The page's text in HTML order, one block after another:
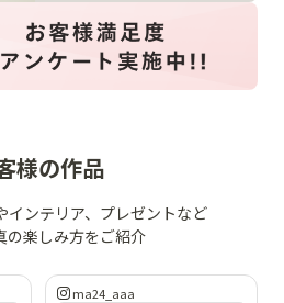
様の作品
インテリア、プレゼントなど
の楽しみ方をご紹介
ma24_aaa